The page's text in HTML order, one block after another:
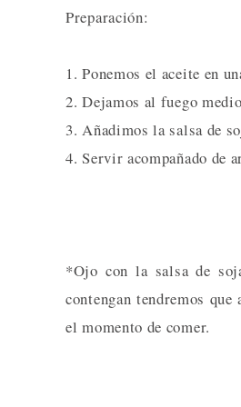
Preparación:
1. Ponemos el aceite en
2. Dejamos al fuego
3. Añadimos la salsa de
4. Servir acompañado de
*Ojo con la salsa de
contengan tendremos
el momento de comer.